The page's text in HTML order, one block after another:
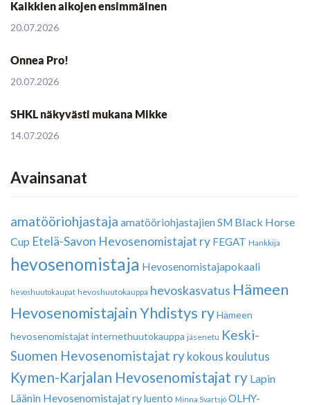
Kaikkien aikojen ensimmäinen
20.07.2026
Onnea Pro!
20.07.2026
SHKL näkyvästi mukana Mikke
14.07.2026
Avainsanat
amatööriohjastaja amatööriohjastajien SM Black Horse
Cup Etelä-Savon Hevosenomistajat ry FEGAT Hankkija
hevosenomistaja Hevosenomistajapokaali
hevoshuutokaupat hevoshuutokauppa hevoskasvatus Hämeen
Hevosenomistajain Yhdistys ryHämeen
hevosenomistajat internethuutokauppa jäsenetu Keski-
Suomen Hevosenomistajat ry kokous koulutus
Kymen-Karjalan Hevosenomistajat ry Lapin
Läänin Hevosenomistajat ryluento Minna Svartsjö OLHY-